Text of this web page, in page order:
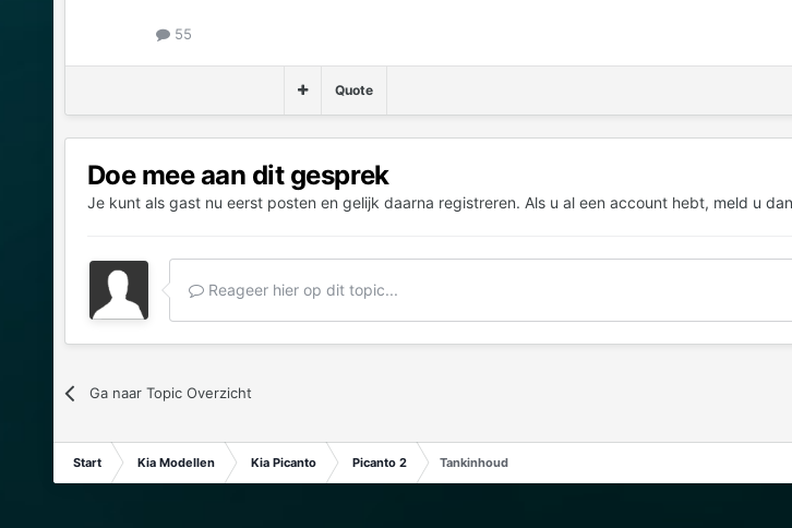
55
Quote
Doe mee aan dit gesprek
Je kunt als gast nu eerst posten en gelijk daarna registreren. Als u al een account hebt, meld u
Reageer hier op dit topic...
Ga naar Topic Overzicht
Start Kia Modellen Kia Picanto Picanto 2 Tankinhoud